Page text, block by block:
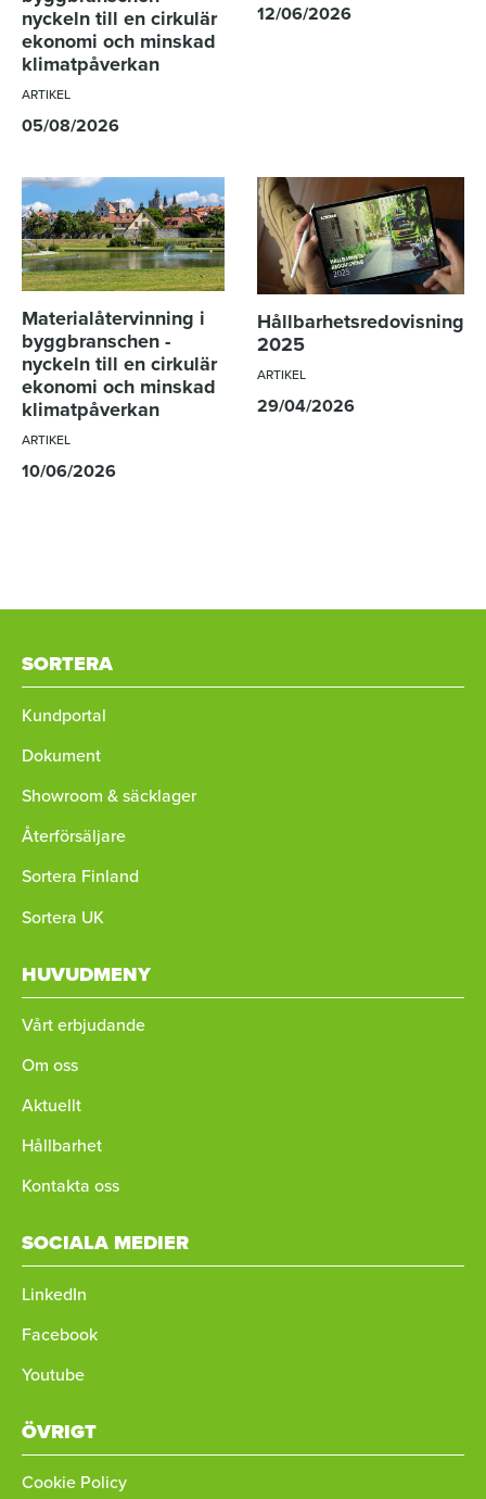
nyckeln till en cirkulär
ekonomi och minskad
klimatpåverkan
ARTIKEL
05/08/2026
12/06/2026
Materialåtervinning i
byggbranschen -
nyckeln till en cirkulär
ekonomi och minskad
klimatpåverkan
ARTIKEL
10/06/2026
Hållbarhetsredovisning
2025
ARTIKEL
29/04/2026
SORTERA
Kundportal
Dokument
Showroom & säcklager
Återförsäljare
Sortera Finland
Sortera UK
HUVUDMENY
Vårt erbjudande
Om oss
Aktuellt
Hållbarhet
Kontakta oss
SOCIALA MEDIER
LinkedIn
Facebook
Youtube
ÖVRIGT
Cookie Policy